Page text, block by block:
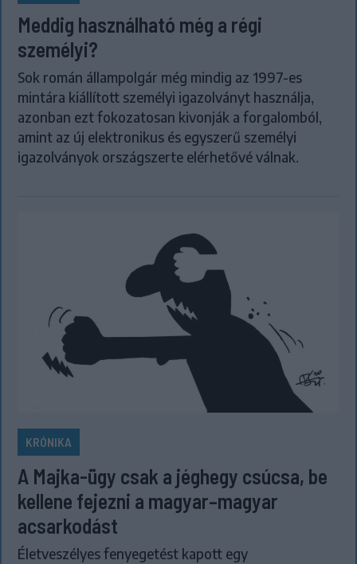
Meddig használható még a régi
személyi?
Sok román állampolgár még mindig az 1997-es
mintára kiállított személyi igazolványt használja,
azonban ezt fokozatosan kivonják a forgalomból,
amint az új elektronikus és egyszerű személyi
igazolványok országszerte elérhetővé válnak.
KRÓNIKA
A Majka-ügy csak a jéghegy csúcsa, be
kellene fejezni a magyar–magyar
acsarkodást
Életveszélyes fenyegetést kapott egy